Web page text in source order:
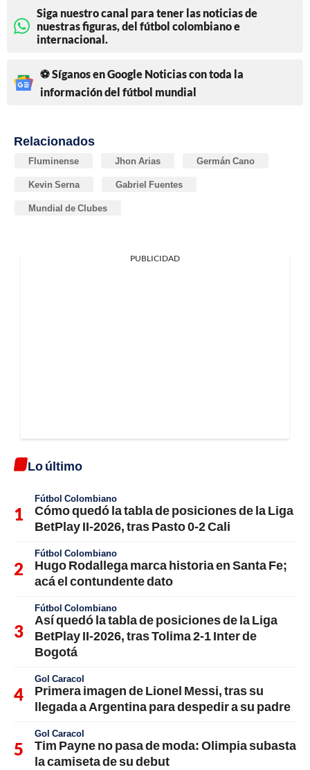
Siga nuestro canal para tener las noticias de
nuestras figuras, del fútbol colombiano e
internacional.
⚽ Síganos en Google Noticias con toda la
información del fútbol mundial
Relacionados
Fluminense Jhon Arias Germán Cano
Kevin Serna Gabriel Fuentes
Mundial de Clubes
PUBLICIDAD
Lo último
Fútbol Colombiano
Cómo quedó la tabla de posiciones de la Liga
BetPlay II-2026, tras Pasto 0-2 Cali
Fútbol Colombiano
Hugo Rodallega marca historia en Santa Fe;
acá el contundente dato
Fútbol Colombiano
Así quedó la tabla de posiciones de la Liga
BetPlay II-2026, tras Tolima 2-1 Inter de
Bogotá
Gol Caracol
Primera imagen de Lionel Messi, tras su
llegada a Argentina para despedir a su padre
Gol Caracol
Tim Payne no pasa de moda: Olimpia subasta
la camiseta de su debut